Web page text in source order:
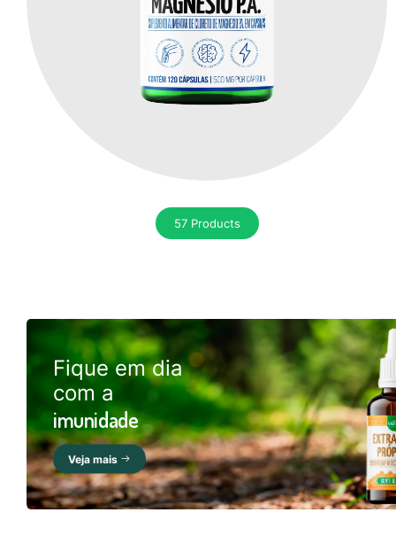
57 Products
Fique em dia
com a
imunidade
Veja mais